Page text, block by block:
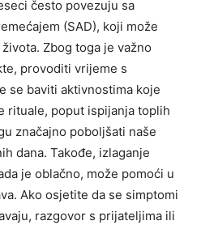
često povezuju sa
(SAD), koji može
Zbog toga je važno
provoditi vrijeme s
se baviti aktivnostima koje
rituale, poput ispijanja toplih
značajno poboljšati naše
dana. Takođe, izlaganje
je oblačno, može pomoći u
Ako osjetite da se simptomi
razgovor s prijateljima ili